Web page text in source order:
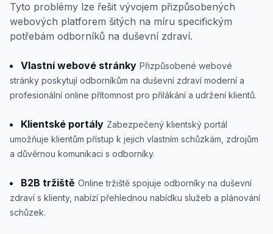
Tyto problémy lze řešit vývojem přizpůsobených
webových platforem šitých na míru specifickým
potřebám odborníků na duševní zdraví.
Vlastní webové stránky Přizpůsobené webové
stránky poskytují odborníkům na duševní zdraví moderní a
profesionální online přítomnost pro přilákání a udržení klientů.
Klientské portály Zabezpečený klientský portál
umožňuje klientům přístup k jejich vlastním schůzkám, zdrojům
a důvěrnou komunikaci s odborníky.
B2B tržiště Online tržiště spojuje odborníky na duševní
zdraví s klienty, nabízí přehlednou nabídku služeb a plánování
schůzek.